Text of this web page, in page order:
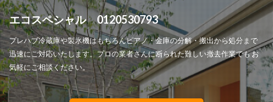
エコスペシャル 0120530793
プレハブ冷蔵庫や製氷機はもちろんピアノ・金庫の分解・搬出から処分まで
迅速にご対応いたします。プロの業者さんに断られた難しい撤去作業でも お
気軽にご相談ください。